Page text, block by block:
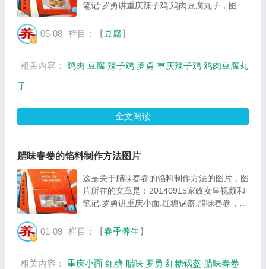
笔记:罗勇讲重庆辣子鸡,鸡肉豆腐丸子，图片
44080Byte。...
05-08 栏目：【豆腐】
相关内容： 鸡肉 豆腐 辣子鸡 罗勇 重庆辣子鸡 鸡肉豆腐丸
子
全文阅读
腊味春卷的馅料制作方法图片
这是关于腊味春卷的馅料制作方法的图片，图
片所在的文章是：20140915家政女皇视频和
笔记:罗勇讲重庆小面,红糖锅盔,腊味春卷，图
是49552Byte。...
01-09 栏目：【春季养生】
相关内容： 重庆小面 红糖 腊味 罗勇 红糖锅盔 腊味春卷